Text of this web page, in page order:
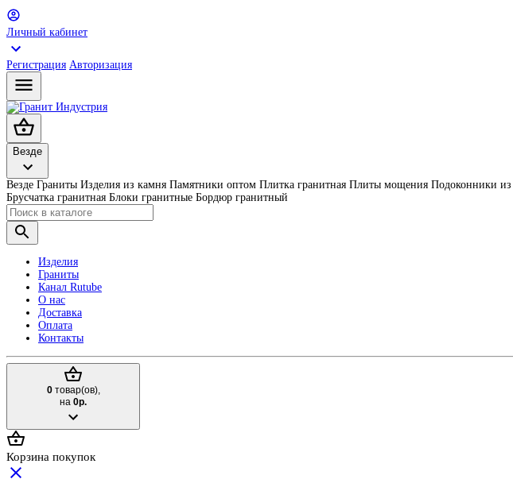
Личный кабинет
Регистрация Авторизация
Везде
Везде Граниты Изделия из камня Памятники оптом Плитка гранитная Плиты мощения Подоконники из
Брусчатка гранитная Блоки гранитные Бордюр гранитный
Изделия
Граниты
Канал Rutube
О нас
Доставка
Оплата
Контакты
0товар(ов),
на 0р.
Корзина покупок